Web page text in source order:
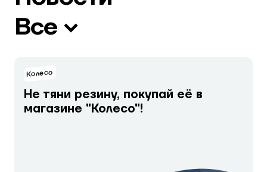
Все
Колесо
Не тяни резину, покупай её в
магазине "Колесо"!